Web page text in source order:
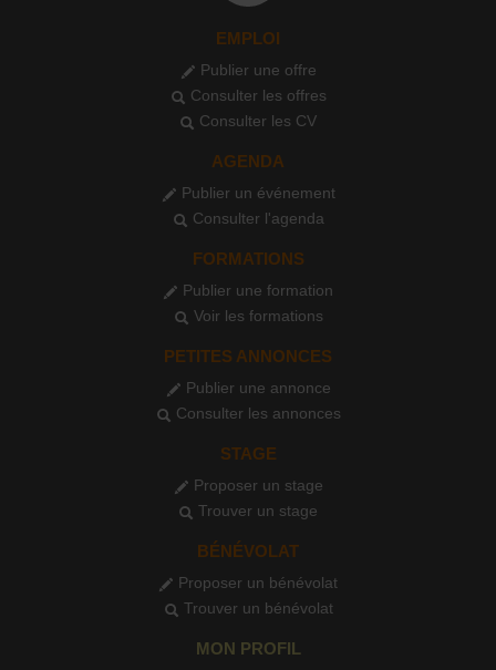
EMPLOI
Publier une offre
Consulter les offres
Consulter les CV
AGENDA
Publier un événement
Consulter l'agenda
FORMATIONS
Publier une formation
Voir les formations
PETITES ANNONCES
Publier une annonce
Consulter les annonces
STAGE
Proposer un stage
Trouver un stage
BÉNÉVOLAT
Proposer un bénévolat
Trouver un bénévolat
MON PROFIL